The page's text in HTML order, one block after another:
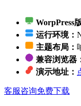
WorpPress
运行环境：
主题布局：
兼容浏览器
演示地址：
客服咨询免费下载